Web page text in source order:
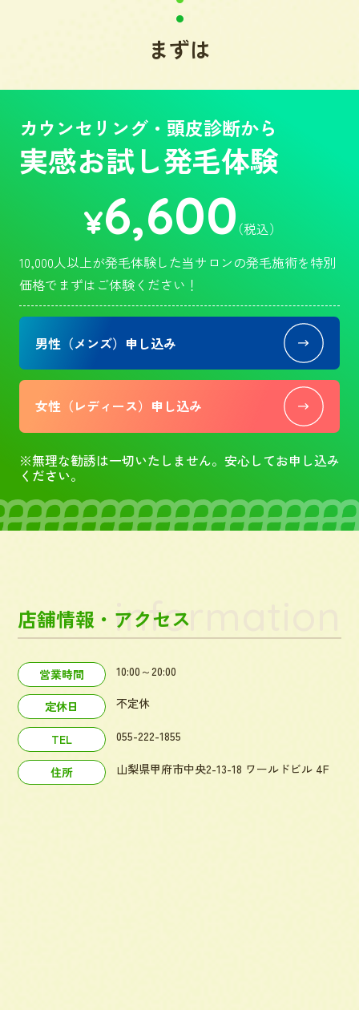
まずは
カウンセリング・頭皮診断から
実感お試し発毛体験
¥6,600（税込）
10,000人以上が発毛体験した当サロンの発毛施術を特別
価格でまずはご体験ください！
男性（メンズ）申し込み
女性（レディース）申し込み
※無理な勧誘は一切いたしません。安心してお申し込み
ください。
店舗情報・アクセスinformation
営業時間 10:00～20:00
定休日 不定休
TEL 055-222-1855
住所 山梨県甲府市中央2-13-18 ワールドビル 4F